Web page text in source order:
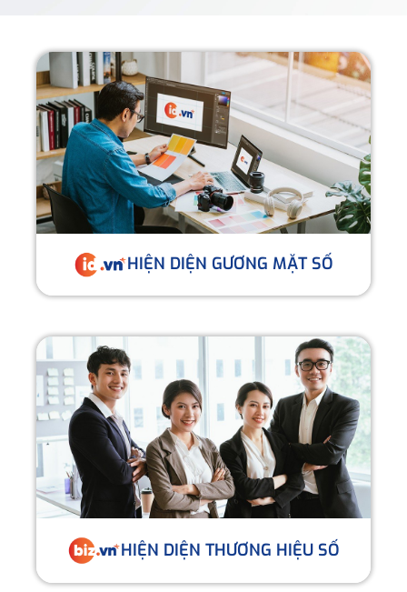
HIỆN DIỆN GƯƠNG MẶT SỐ
HIỆN DIỆN THƯƠNG HIỆU SỐ